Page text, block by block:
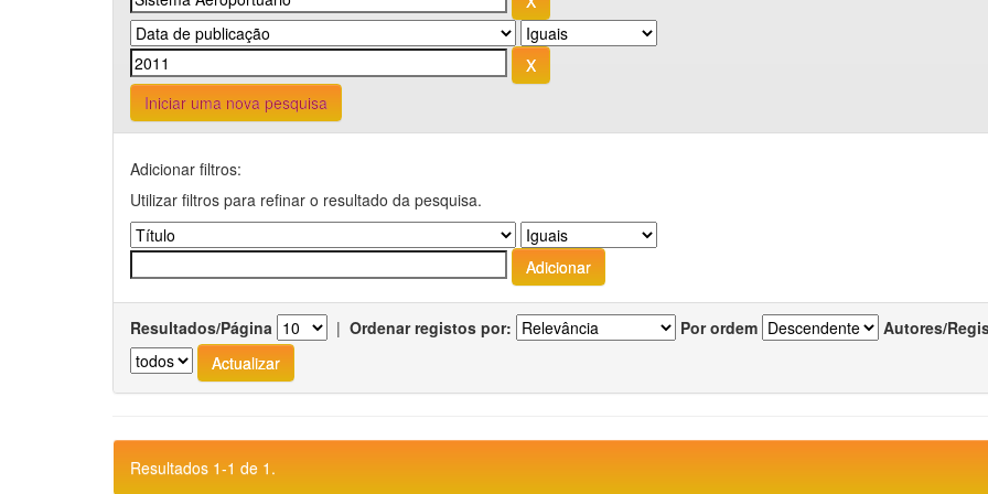
Iniciar uma nova pesquisa
Adicionar filtros:
Utilizar filtros para refinar o resultado da pesquisa.
Resultados/Página | Ordenar registos por: Por ordem Autores/
Resultados 1-1 de 1.